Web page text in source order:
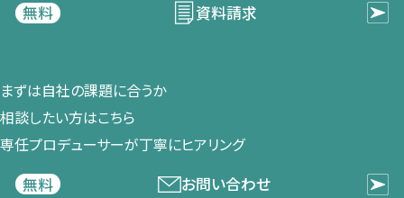
無料
資料請求
まずは​自社の​課題に​合うか​
相談したい方は​こちら
専任プロデューサーが​丁寧に​ヒアリング
無料
お問い合わせ